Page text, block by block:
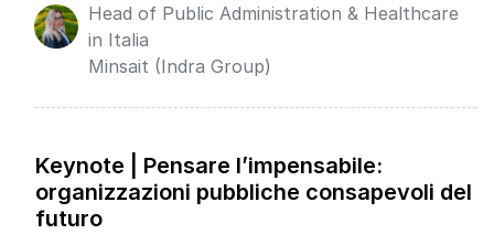
Head of Public Administration & Healthcare
in Italia
Minsait (Indra Group)
Keynote | Pensare l’impensabile:
organizzazioni pubbliche consapevoli del
futuro